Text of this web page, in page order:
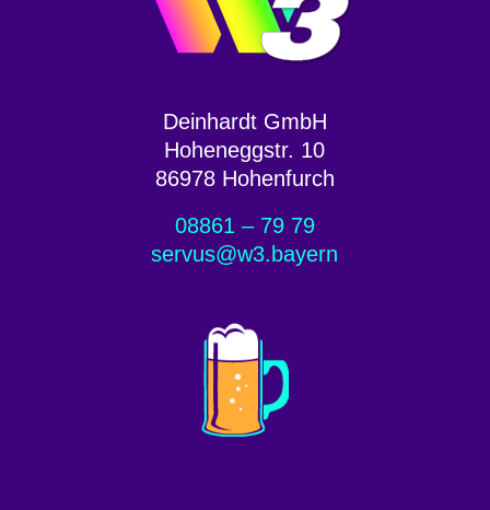
Deinhardt GmbH
Hoheneggstr. 10
86978 Hohenfurch
08861 – 79 79
servus@w3.bayern